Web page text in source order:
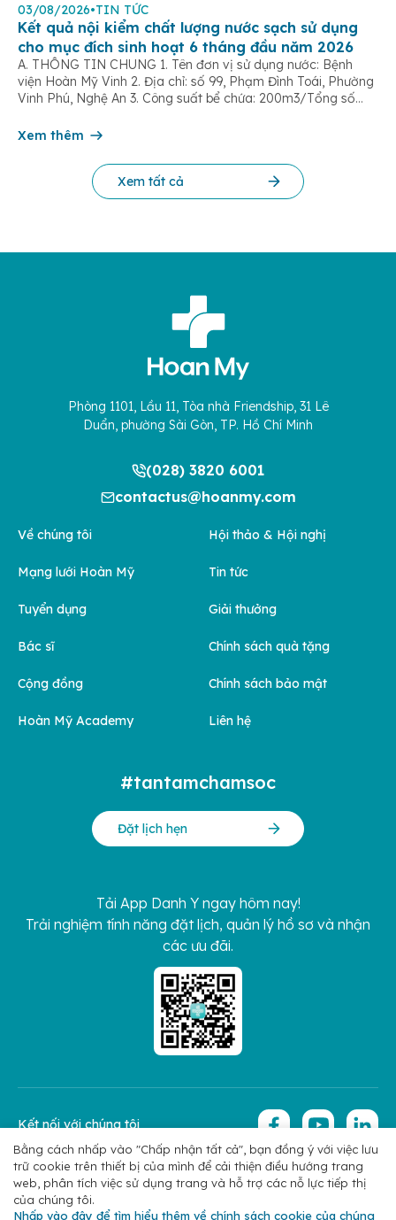
03/08/2026•TIN TỨC
Kết quả nội kiểm chất lượng nước sạch sử dụng
cho mục đích sinh hoạt 6 tháng đầu năm 2026
A. THÔNG TIN CHUNG 1. Tên đơn vị sử dụng nước: Bệnh
viện Hoàn Mỹ Vinh 2. Địa chỉ: số 99, Phạm Đình Toái, Phường
Vinh Phú, Nghệ An 3. Công suất bể chứa: 200m3/Tổng số
nước: Công ty Cổ phần cấp nước Nghệ An […]
Xem thêm
Xem tất cả
Phòng 1101, Lầu 11, Tòa nhà Friendship, 31 Lê
Duẩn, phường Sài Gòn, TP. Hồ Chí Minh
(028) 3820 6001
contactus@hoanmy.com
Về chúng tôi
Mạng lưới Hoàn Mỹ
Tuyển dụng
Bác sĩ
Cộng đồng
Hoàn Mỹ Academy
Hội thảo & Hội nghị
Tin tức
Giải thưởng
Chính sách quà tặng
Chính sách bảo mật
Liên hệ
#tantamchamsoc
Đặt lịch hẹn
Tải App Danh Y ngay hôm nay!
Trải nghiệm tính năng đặt lịch, quản lý hồ sơ và nhận
các ưu đãi.
Chính sách bảo mật Copyright 2026 © Hoan My Corporation
Kết nối với chúng tôi
Bằng cách nhấp vào "Chấp nhận tất cả", bạn đồng ý với việc lưu
trữ cookie trên thiết bị của mình để cải thiện điều hướng trang
web, phân tích việc sử dụng trang và hỗ trợ các nỗ lực tiếp thị
của chúng tôi.
Nhấp vào đây để tìm hiểu thêm về chính sách cookie của chúng